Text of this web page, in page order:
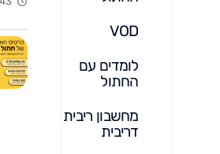
VOD
לומדים עם
החתול
מחשבון ריבית
דריבית